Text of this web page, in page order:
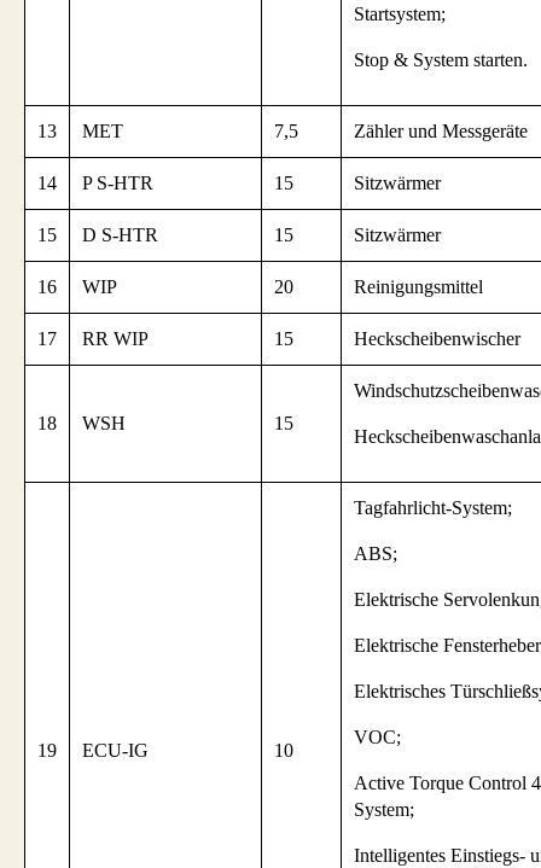
Startsystem;
Stop & System starten.
13 MET 7,5 Zähler und Messgeräte
14 P S-HTR 15 Sitzwärmer
15 D S-HTR 15 Sitzwärmer
16 WIP 20 Reinigungsmittel
17 RR WIP 15 Heckscheibenwischer
18 WSH 15
19 ECU-IG 10
Tagfahrlicht-System;
ABS;
Elektrische
Elektrische
Elektrisches
VOC;
Active Torque Control
System;
Intelligentes Einstiegs-